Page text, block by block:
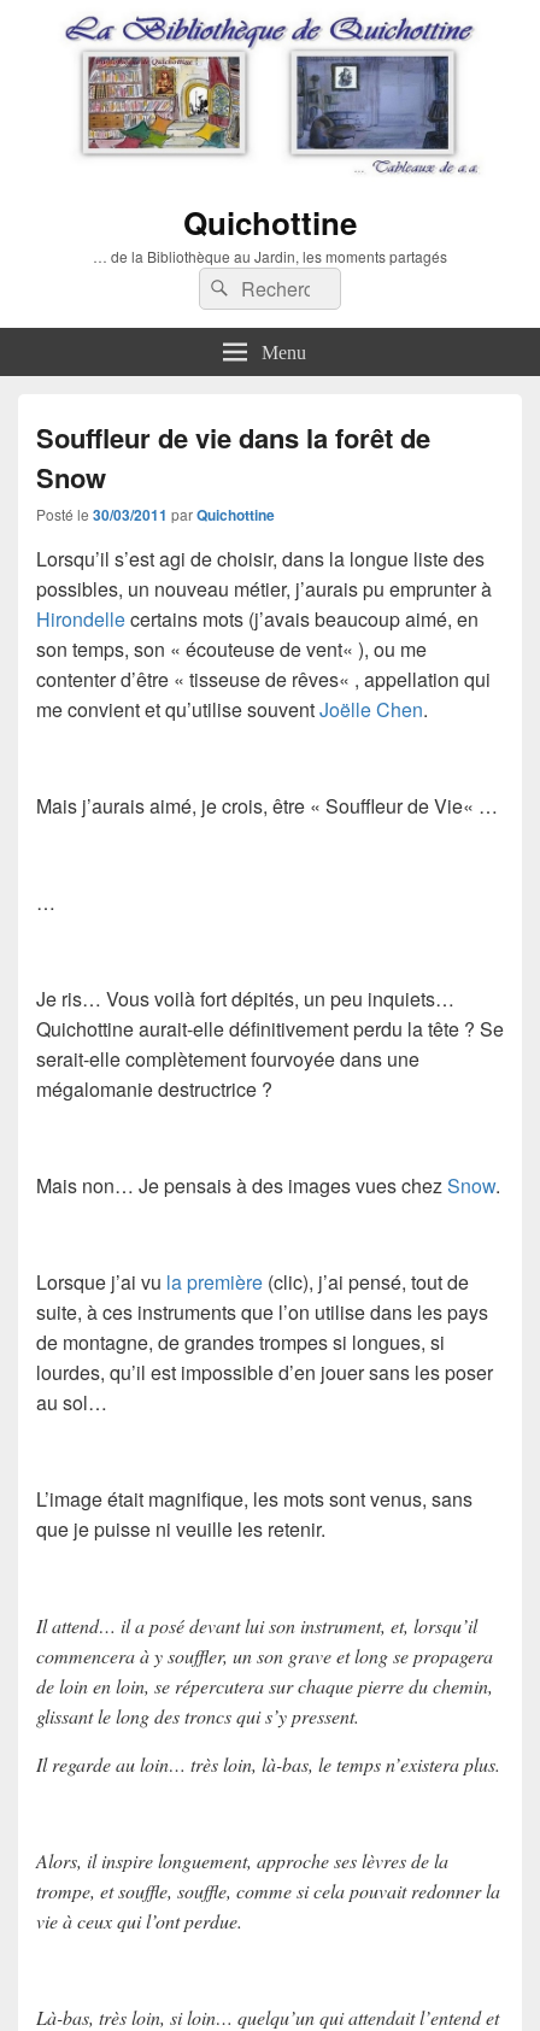
Quichottine
… de la Bibliothèque au Jardin, les moments partagés
Recherche :
Rechercher
Menu
Souffleur de vie dans la forêt de
Snow
Posté le 30/03/2011 parQuichottine
Lorsqu’il s’est agi de choisir, dans la longue liste des
possibles, un nouveau métier, j’aurais pu emprunter à
Hirondellecertains mots (j’avais beaucoup aimé, en
son temps, son « écouteuse de vent« ), ou me
contenter d’être « tisseuse de rêves« , appellation qui
me convient et qu’utilise souventJoëlle Chen.
Mais j’aurais aimé, je crois, être « Souffleur de Vie« …
…
Je ris… Vous voilà fort dépités, un peu inquiets…
Quichottine aurait-elle définitivement perdu la tête ? Se
serait-elle complètement fourvoyée dans une
mégalomanie destructrice ?
Mais non… Je pensais à des images vues chez Snow.
Lorsque j’ai vu la première (clic), j’ai pensé, tout de
suite, à ces instruments que l’on utilise dans les pays
de montagne, de grandes trompes si longues, si
lourdes, qu’il est impossible d’en jouer sans les poser
au sol…
L’image était magnifique, les mots sont venus, sans
que je puisse ni veuille les retenir.
Il attend… il a posé devant lui son instrument, et, lorsqu’il
commencera à y souffler, un son grave et long se propagera
de loin en loin, se répercutera sur chaque pierre du chemin,
glissant le long des troncs qui s’y pressent.
Il regarde au loin… très loin, là-bas, le temps n’existera plus.
Alors, il inspire longuement, approche ses lèvres de la
trompe, et souffle, souffle, comme si cela pouvait redonner la
vie à ceux qui l’ont perdue.
Là-bas, très loin, si loin… quelqu’un qui attendait l’entend et